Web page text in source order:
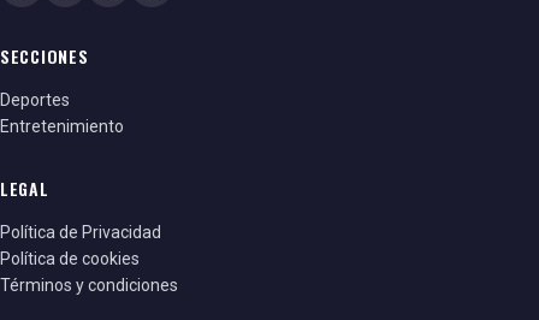
SECCIONES
Deportes
Entretenimiento
LEGAL
Política de Privacidad
Política de cookies
Términos y condiciones